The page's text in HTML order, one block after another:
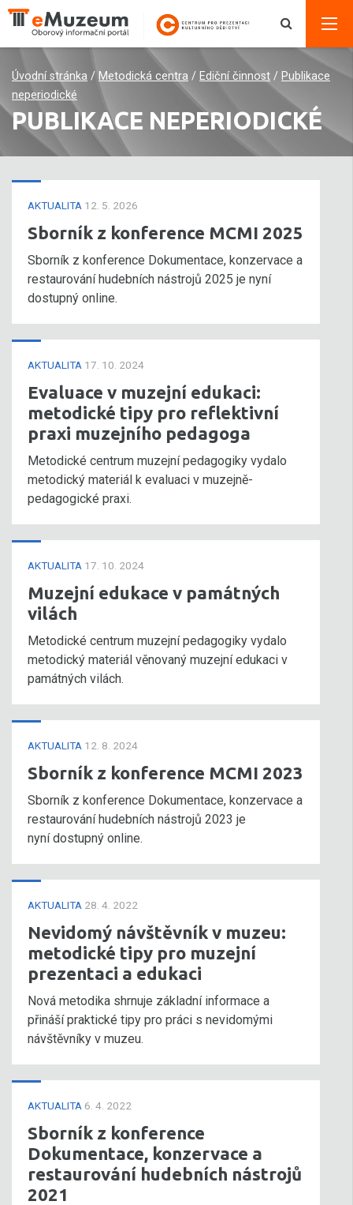
Úvodní stránka / Metodická centra / Ediční činnost / Publikace
neperiodické
PUBLIKACE NEPERIODICKÉ
AKTUALITA 12. 5. 2026
Sborník z konference MCMI 2025
Sborník z konference Dokumentace, konzervace a
restaurování hudebních nástrojů 2025 je nyní
dostupný online.
AKTUALITA 17. 10. 2024
Evaluace v muzejní edukaci:
metodické tipy pro reflektivní
praxi muzejního pedagoga
Metodické centrum muzejní pedagogiky vydalo
metodický materiál k evaluaci v muzejně-
pedagogické praxi.
AKTUALITA 17. 10. 2024
Muzejní edukace v památných
vilách
Metodické centrum muzejní pedagogiky vydalo
metodický materiál věnovaný muzejní edukaci v
památných vilách.
AKTUALITA 12. 8. 2024
Sborník z konference MCMI 2023
Sborník z konference Dokumentace, konzervace a
restaurování hudebních nástrojů 2023 je
nyní dostupný online.
AKTUALITA 28. 4. 2022
Nevidomý návštěvník v muzeu:
metodické tipy pro muzejní
prezentaci a edukaci
Nová metodika shrnuje základní informace a
přináší praktické tipy pro práci s nevidomými
návštěvníky v muzeu.
AKTUALITA 6. 4. 2022
Sborník z konference
Dokumentace, konzervace a
restaurování hudebních nástrojů
2021